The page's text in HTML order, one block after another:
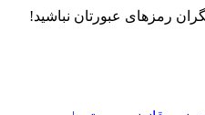
رمزهای عبورتان نباشید!